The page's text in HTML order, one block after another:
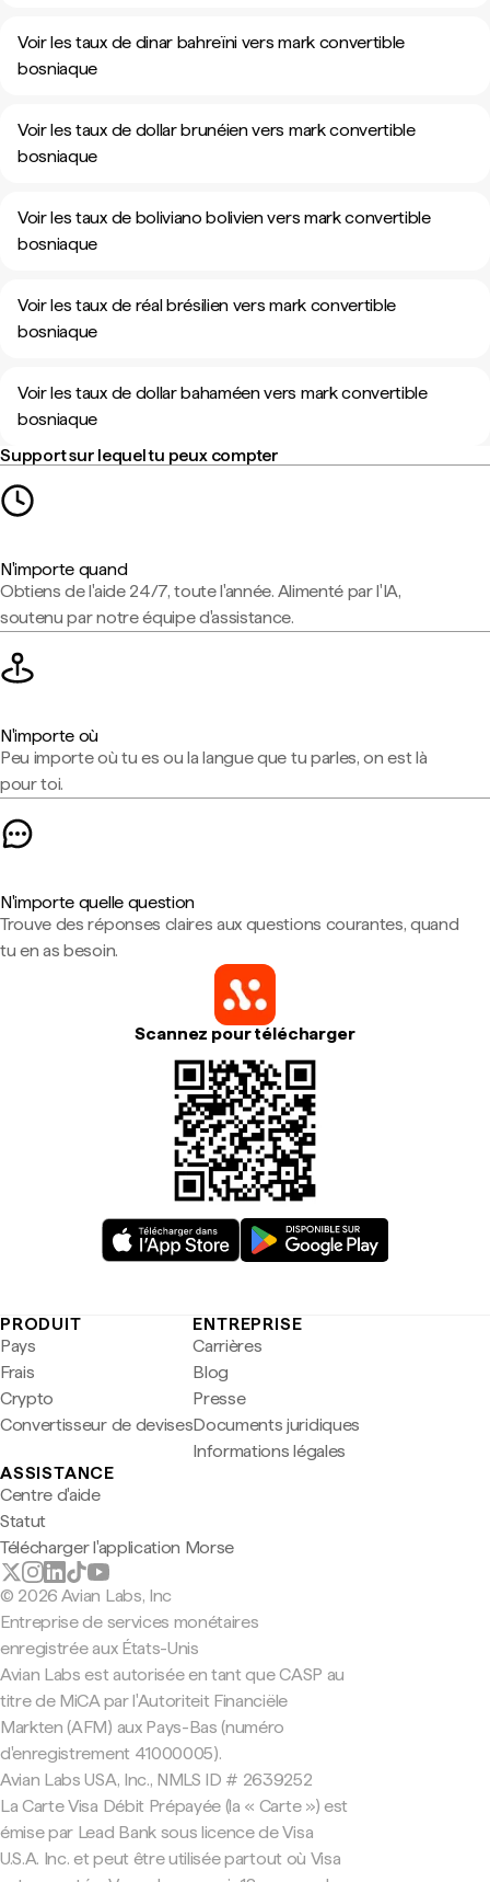
Voir les taux de dinar bahreïni vers mark convertible
bosniaque
Voir les taux de dollar brunéien vers mark convertible
bosniaque
Voir les taux de boliviano bolivien vers mark convertible
bosniaque
Voir les taux de réal brésilien vers mark convertible
bosniaque
Voir les taux de dollar bahaméen vers mark convertible
bosniaque
Support sur lequel tu peux compter
N'importe quand
Obtiens de l'aide 24/7, toute l'année. Alimenté par l'IA,
soutenu par notre équipe d'assistance.
N'importe où
Peu importe où tu es ou la langue que tu parles, on est là
pour toi.
N'importe quelle question
Trouve des réponses claires aux questions courantes, quand
tu en as besoin.
Scannez pour télécharger
PRODUIT
Pays
Frais
Crypto
Convertisseur de devises
ENTREPRISE
Carrières
Blog
Presse
Documents juridiques
Informations légales
ASSISTANCE
Centre d'aide
Statut
Télécharger l'application Morse
© 2026 Avian Labs, Inc
Entreprise de services monétaires
enregistrée aux États-Unis
Avian Labs est autorisée en tant que CASP au
titre de MiCA par l'Autoriteit Financiële
Markten (AFM) aux Pays-Bas (numéro
d'enregistrement 41000005).
Avian Labs USA, Inc., NMLS ID # 2639252
La Carte Visa Débit Prépayée (la « Carte ») est
émise par Lead Bank sous licence de Visa
U.S.A. Inc. et peut être utilisée partout où Visa